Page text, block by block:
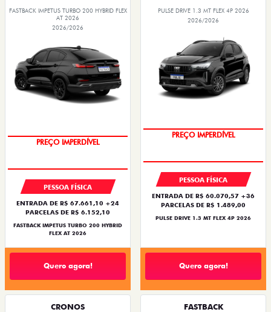
FASTBACK IMPETUS TURBO 200 HYBRID FLEX
AT 2026
2026/2026
PESSOA FÍSICA
ENTRADA DE R$ 67.661,10 +24
PARCELAS DE R$ 6.152,10
FASTBACK IMPETUS TURBO 200 HYBRID
FLEX AT 2026
Quero agora!
PULSE DRIVE 1.3 MT FLEX 4P 2026
2026/2026
PESSOA FÍSICA
ENTRADA DE R$ 60.070,57 +36
PARCELAS DE R$ 1.489,00
PULSE DRIVE 1.3 MT FLEX 4P 2026
Quero agora!
CRONOS FASTBACK